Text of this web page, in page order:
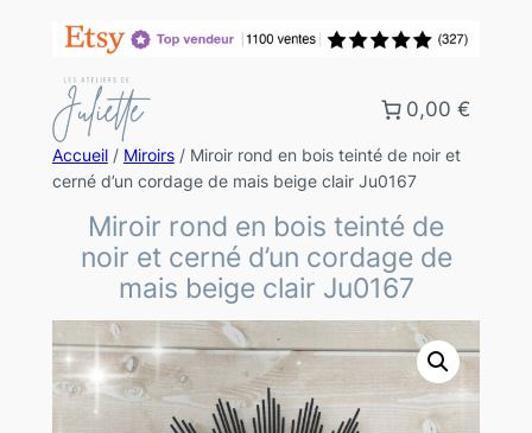
0,00 €
Accueil/ Miroirs/ Miroir rond en bois teinté de noir et
cerné d’un cordage de mais beige clair Ju0167
Miroir rond en bois teinté de
noir et cerné d’un cordage de
mais beige clair Ju0167